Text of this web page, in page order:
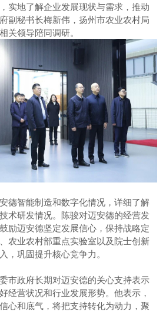
实地了解企业发展现状与需求，推动
副秘书长梅新伟，扬州市农业农村局
关领导陪同调研。
德智能制造和数字化情况，详细了解
术研发情况。陈骏对迈安德的经营发
励迈安德坚定发展信心，保持战略定
农业农村部重点实验室以及院士创新
，巩固提升核心竞争力。
市政府长期对迈安德的关心支持表示
经营状况和行业发展形势。他表示，
心和底气，将把支持转化为动力，聚